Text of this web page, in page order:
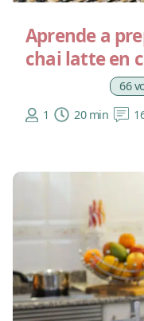
Aprende a
chai latte en
66
1
20 min